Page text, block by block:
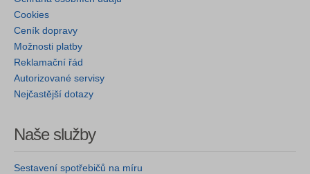
Cookies
Ceník dopravy
Možnosti platby
Reklamační řád
Autorizované servisy
Nejčastější dotazy
Naše služby
Sestavení spotřebičů na míru